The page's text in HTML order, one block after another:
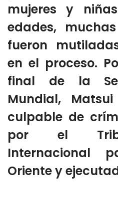
mujeres y
edades,
fueron
en el proceso.
final de la
Mundial,
culpable de
por el
Internacional
Oriente y